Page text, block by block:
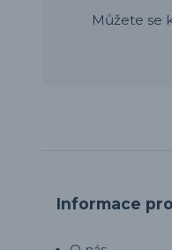
Můžete se
Informace